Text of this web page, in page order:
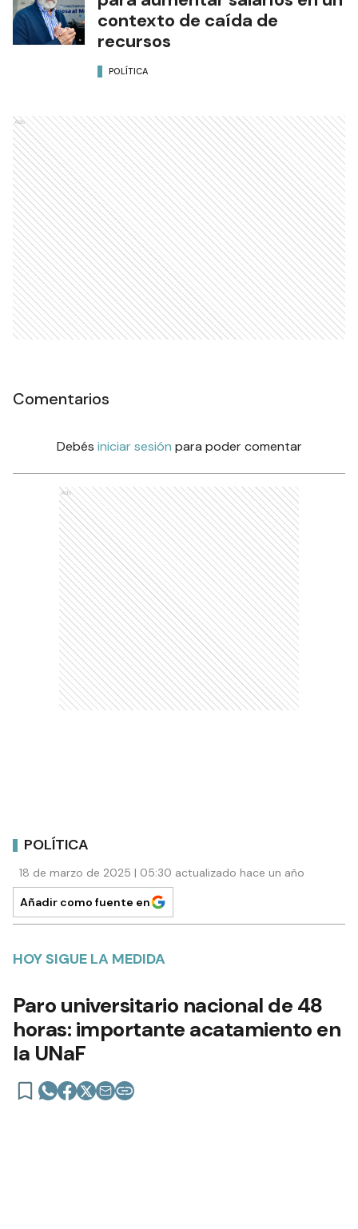
contexto de caída de
recursos
POLÍTICA
Ads
Comentarios
Debés iniciar sesión para poder comentar
Ads
POLÍTICA
18 de marzo de 2025 | 05:30 actualizado hace un año
Añadir como fuente en
HOY SIGUE LA MEDIDA
Paro universitario nacional de 48
horas: importante acatamiento en
la UNaF